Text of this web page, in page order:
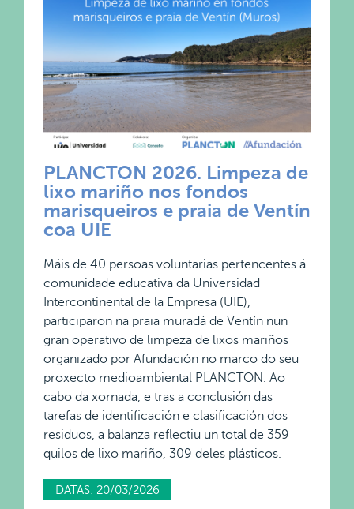
PLANCTON 2026. Limpeza de
lixo mariño nos fondos
marisqueiros e praia de Ventín
coa UIE
Máis de 40 persoas voluntarias pertencentes á
comunidade educativa da Universidad
Intercontinental de la Empresa (UIE),
participaron na praia muradá de Ventín nun
gran operativo de limpeza de lixos mariños
organizado por Afundación no marco do seu
proxecto medioambiental PLANCTON. Ao
cabo da xornada, e tras a conclusión das
tarefas de identificación e clasificación dos
residuos, a balanza reflectiu un total de 359
quilos de lixo mariño, 309 deles plásticos.
DATAS: 20/03/2026